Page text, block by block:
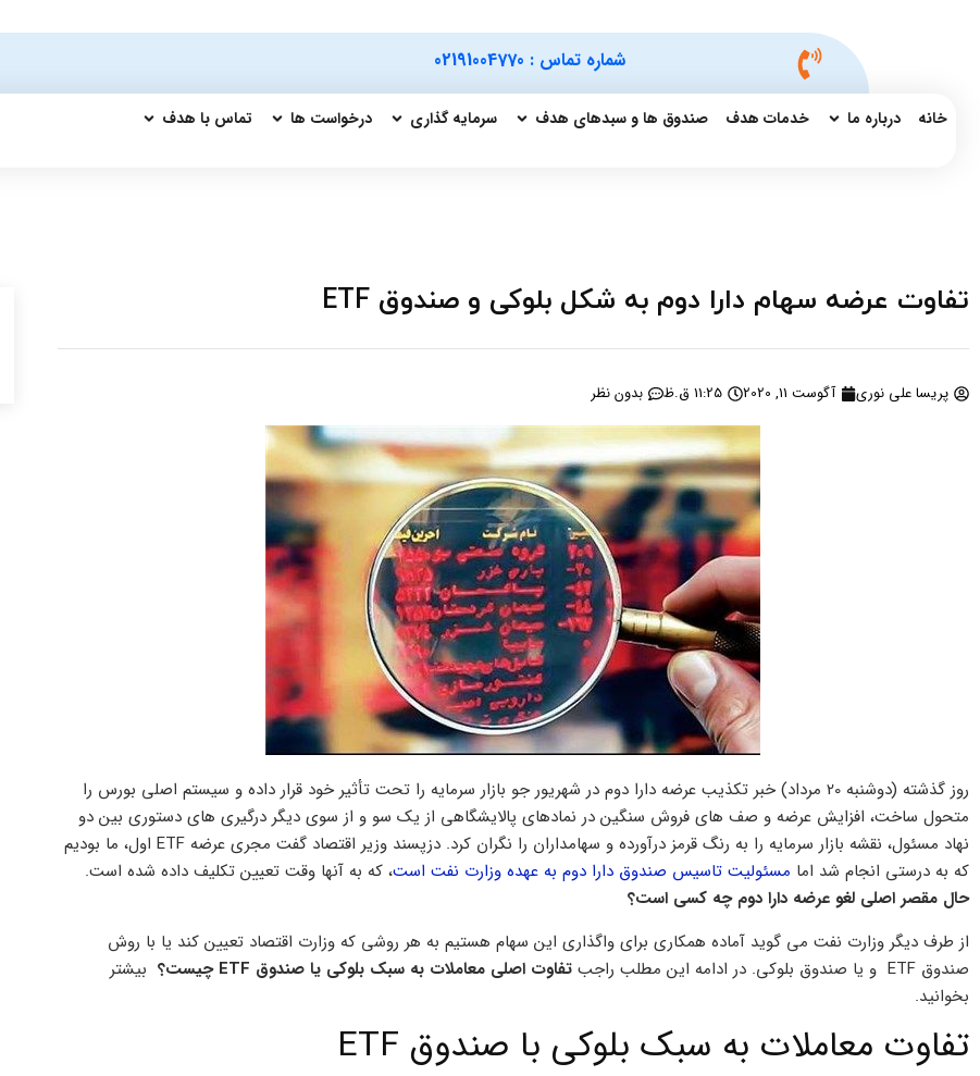
شماره تماس : 02191004770
خانه درباره ما خدمات هدف صندوق ها و سبدهای هدف سرمایه گذاری درخواست ها تماس با هدف
تفاوت عرضه سهام دارا دوم به شکل بلوکی و صندوق ETF
پریسا علی نوری آگوست 11, 2020 11:25 ق.ظ بدون نظر
روز گذشته (دوشنبه 20 مرداد) خبر تکذیب عرضه دارا دوم در شهریور جو بازار سرمایه را تحت تأثیر خود قرار داده و سیستم اصلی بورس را
متحول ساخت، افزایش عرضه و صف های فروش سنگین در نمادهای پالایشگاهی از یک سو و از سوی دیگر درگیری های دستوری بین دو
نهاد مسئول، نقشه بازار سرمایه را به رنگ قرمز درآورده و سهامداران را نگران کرد. دزپسند وزیر اقتصاد گفت مجری عرضه ETF اول، ما بودیم
که به درستی انجام شد اما مسئولیت تاسیس صندوق دارا دوم به عهده وزارت نفت است، که به آنها وقت تعیین تکلیف داده شده است.
حال مقصر اصلی لغو عرضه دارا دوم چه کسی است؟
از طرف دیگر وزارت نفت می گوید آماده همکاری برای واگذاری این سهام هستیم به هر روشی که وزارت اقتصاد تعیین کند یا با روش
صندوق ETF و یا صندوق بلوکی. در ادامه این مطلب راجب
تفاوت اصلی معاملات به سبک بلوکی یا صندوق ETF چیست؟
بیشتر
بخوانید.
تفاوت معاملات به سبک بلوکی با صندوق ETF